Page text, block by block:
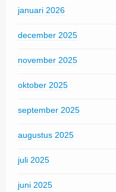
januari 2026
december 2025
november 2025
oktober 2025
september 2025
augustus 2025
juli 2025
juni 2025